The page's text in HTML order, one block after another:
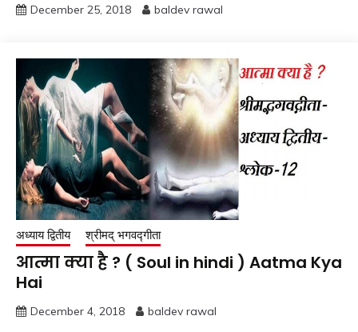
December 25, 2018 baldev rawal
अध्याय द्वितीय श्रीमद् भगवद्गीता
आत्मा क्या है ? ( Soul in hindi ) Aatma Kya
Hai
December 4, 2018 baldev rawal